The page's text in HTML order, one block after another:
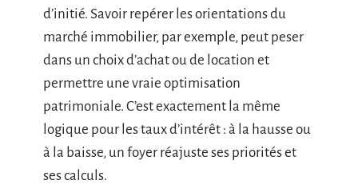
d’initié. Savoir repérer les orientations du
marché immobilier, par exemple, peut peser
dans un choix d’achat ou de location et
permettre une vraie optimisation
patrimoniale. C’est exactement la même
logique pour les taux d’intérêt : à la hausse ou
à la baisse, un foyer réajuste ses priorités et
ses calculs.